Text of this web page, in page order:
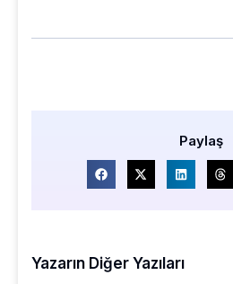
Paylaş
Yazarın Diğer Yazıları